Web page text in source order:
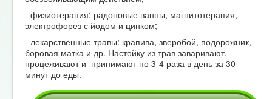
- физиотерапия: радоновые ванны, магнитотерапия,
электрофорез с йодом и цинком;
- лекарственные травы: крапива, зверобой, подорожник,
боровая матка и др. Настойку из трав заваривают,
процеживают и принимают по 3-4 раза в день за 30
минут до еды.